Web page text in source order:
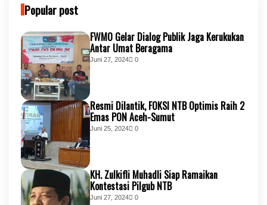
Popular post
FWMO Gelar Dialog Publik Jaga Kerukukan
Antar Umat Beragama
Juni 27, 2024 0
Resmi Dilantik, FOKSI NTB Optimis Raih 2
Emas PON Aceh-Sumut
Juni 25, 2024 0
KH. Zulkifli Muhadli Siap Ramaikan
Kontestasi Pilgub NTB
Juni 27, 2024 0